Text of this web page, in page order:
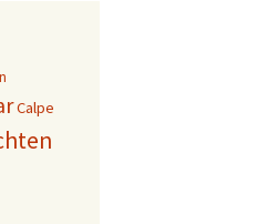
Calpe